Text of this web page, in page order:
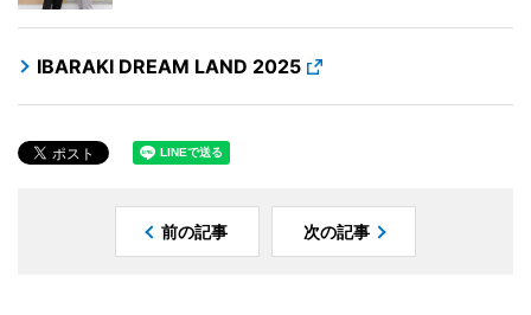
IBARAKI DREAM LAND 2025
前の記事 次の記事